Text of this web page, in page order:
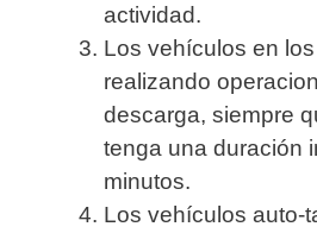
actividad.
Los vehículos en
realizando
descarga, siempre
tenga una duración
minutos.
Los vehículos auto-